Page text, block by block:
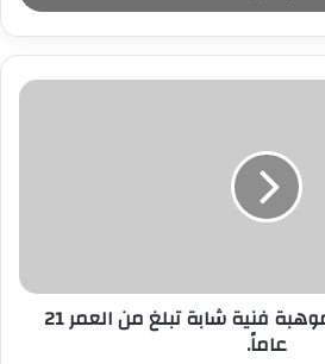
الفنان حوده سلام، موهبة فنية شابة تبلغ من العمر 21
عاماً.